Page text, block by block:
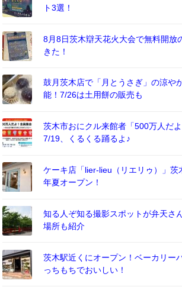
ト3選！
8月8日茨木辯天花火大会で無料開放
きた！
鼓月茨木店で「月とうさぎ」の涼や
能！7/26は土用餅の販売も
茨木市おにクル来館者「500万人だよ
7/19、くるくる踊るよ♪
ケーキ店「lier-lieu（リエリゥ）」茨
年夏オープン！
知る人ぞ知る撮影スポットが弁天さ
場所も紹介
茨木駅近くにオープン！ベーカリー
っちもちでおいしい！